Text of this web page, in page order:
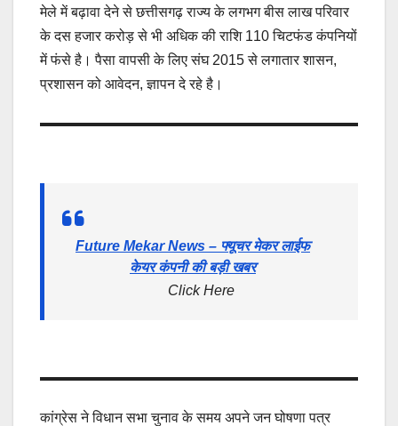
मेले में बढ़ावा देने से छत्तीसगढ़ राज्य के लगभग बीस लाख परिवार
के दस हजार करोड़ से भी अधिक की राशि 110 चिटफंड कंपनियों
में फंसे है। पैसा वापसी के लिए संघ 2015 से लगातार शासन,
प्रशासन को आवेदन, ज्ञापन दे रहे है।
Future Mekar News – फ्यूचर मेकर लाईफ
केयर कंपनी की बड़ी खबर
Click Here
कांग्रेस ने विधान सभा चुनाव के समय अपने जन घोषणा पत्र